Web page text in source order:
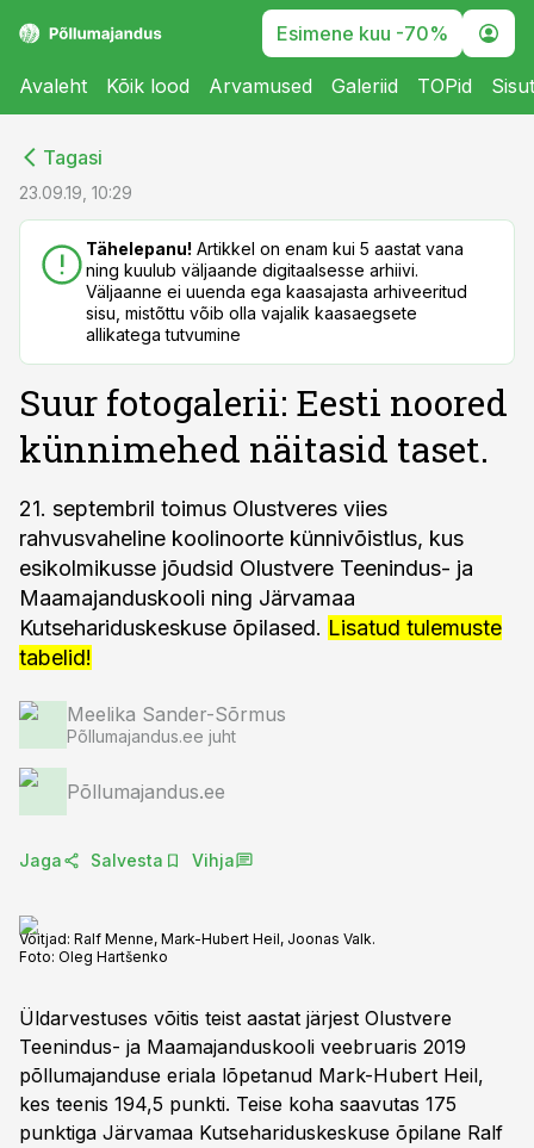
Esimene kuu -70%
Avaleht Kõik lood Arvamused Galeriid TOPid
Tagasi
23.09.19, 10:29
Tähelepanu! Artikkel on enam kui 5 aastat vana
ning kuulub väljaande digitaalsesse arhiivi.
Väljaanne ei uuenda ega kaasajasta arhiveeritud
sisu, mistõttu võib olla vajalik kaasaegsete
allikatega tutvumine
Suur fotogalerii: Eesti noored
künnimehed näitasid taset.
21. septembril toimus Olustveres viies
rahvusvaheline koolinoorte künnivõistlus, kus
esikolmikusse jõudsid Olustvere Teenindus- ja
Maamajanduskooli ning Järvamaa
Kutsehariduskeskuse õpilased. Lisatud tulemuste
tabelid!
Meelika Sander-Sõrmus
Põllumajandus.ee juht
Põllumajandus.ee
Jaga Salvesta Vihja
Võitjad: Ralf Menne, Mark-Hubert Heil, Joonas Valk.
Foto: Oleg Hartšenko
Üldarvestuses võitis teist aastat järjest Olustvere
Teenindus- ja Maamajanduskooli veebruaris 2019
põllumajanduse eriala lõpetanud Mark-Hubert Heil,
kes teenis 194,5 punkti. Teise koha saavutas 175
punktiga Järvamaa Kutsehariduskeskuse õpilane Ralf